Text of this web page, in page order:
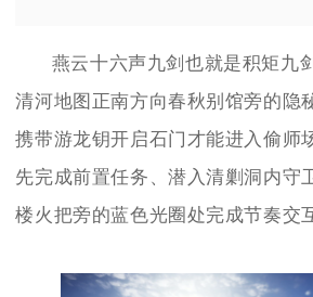
燕云十六声九剑也就是积矩九
清河地图正南方向春秋别馆旁的隐
携带游龙钥开启石门才能进入偷师
先完成前置任务、潜入清剿洞内守
楼火把旁的蓝色光圈处完成节奏交